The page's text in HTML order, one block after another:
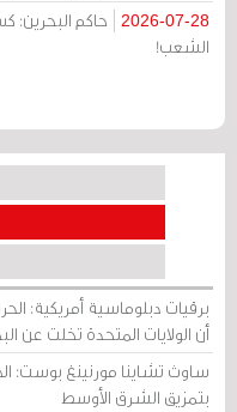
2026-07-28
حاكم البحرين:
الشعب!
برقيات دبلوماسية أمريكية:
أن الولايات المتحدة تخلت عن
ساوث تشاينا مورنينغ بوست:
بتمزيق الشرق الأوسط